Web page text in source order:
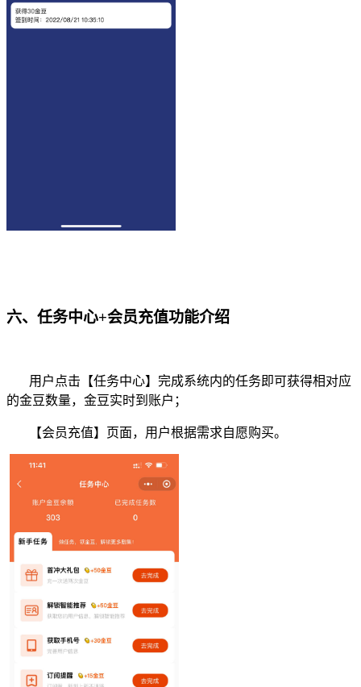
六、 任务中心+会员充值功能介绍
用户点击【任务中心】完成系统内的任务即可获得相对应
的金豆数量，金豆实时到账户；
【会员充值】页面，用户根据需求自愿购买。